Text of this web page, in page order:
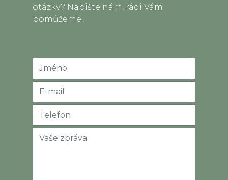
otázky? Napište nám, rádi Vám
pomůžeme.